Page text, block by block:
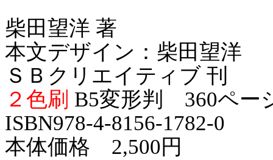
柴田望洋 著
本文デザイン：柴田望洋
ＳＢクリエイティブ 刊
２色刷 B5変形判 360ペー
ISBN978-4-8156-1782-0
本体価格 2,500円